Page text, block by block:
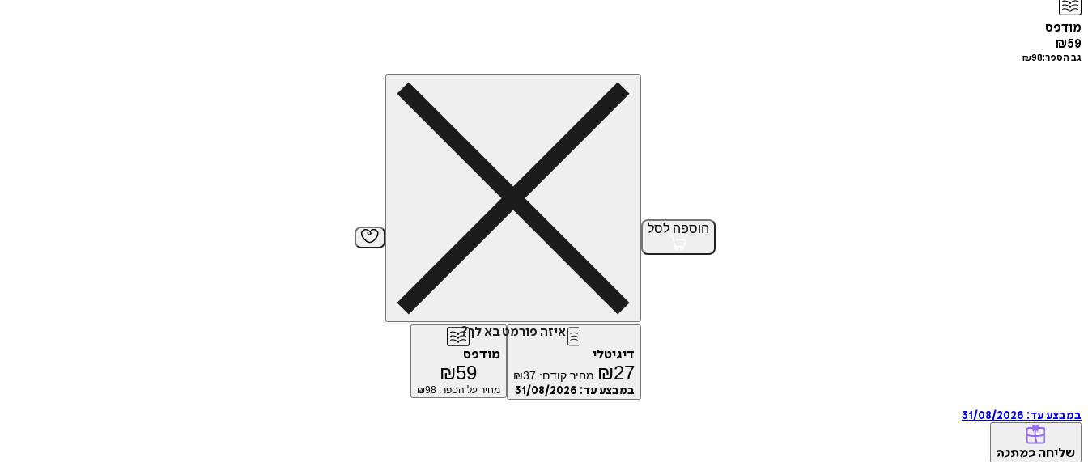
מודפס
₪59
גב הספר: ₪98
הוספה לסל
איזה פורמט בא לך?
דיגיטלי
₪27 מחיר קודם: ₪37
במבצע עד: 31/08/2026
מודפס
₪59
מחיר על הספר: ₪98
במבצע עד: 31/08/2026
שליחה כמתנה